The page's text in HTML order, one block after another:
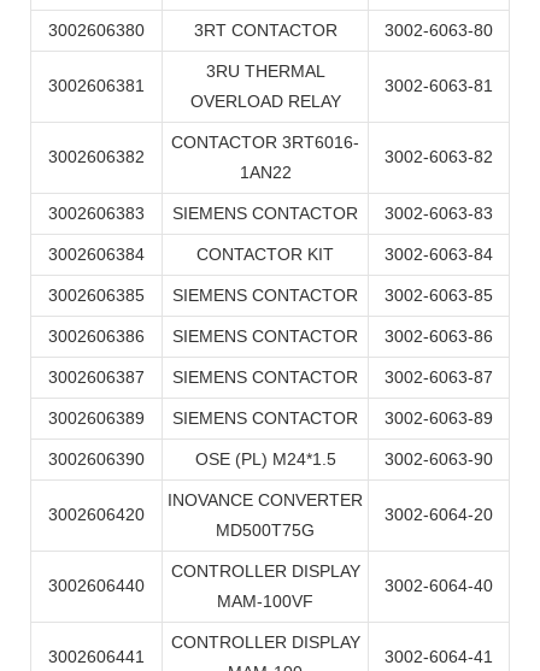
3002606380 3RT CONTACTOR 3002-6063-80
3002606381
3RU THERMAL
OVERLOAD RELAY
3002-6063-81
3002606382
CONTACTOR 3RT6016-
1AN22
3002-6063-82
3002606383 SIEMENS CONTACTOR 3002-6063-83
3002606384 CONTACTOR KIT 3002-6063-84
3002606385 SIEMENS CONTACTOR 3002-6063-85
3002606386 SIEMENS CONTACTOR 3002-6063-86
3002606387 SIEMENS CONTACTOR 3002-6063-87
3002606389 SIEMENS CONTACTOR 3002-6063-89
3002606390 OSE (PL) M24*1.5 3002-6063-90
3002606420
INOVANCE CONVERTER
MD500T75G
3002-6064-20
3002606440
CONTROLLER DISPLAY
MAM-100VF
3002-6064-40
3002606441
CONTROLLER DISPLAY
3002-6064-41